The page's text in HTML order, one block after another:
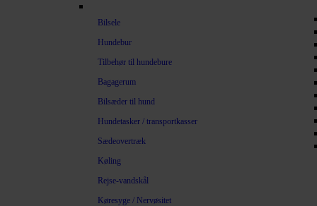
Bilsele
Hundebur
Tilbehør til hundebure
Bagagerum
Bilsæder til hund
Hundetasker / transportkasser
Sædeovertræk
Køling
Rejse-vandskål
Køresyge / Nervøsitet